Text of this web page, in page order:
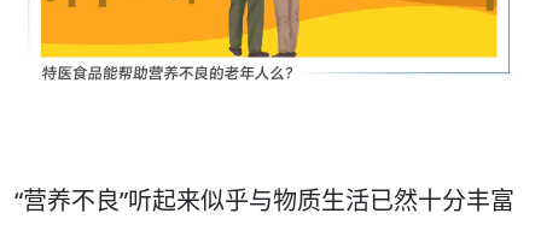
“营养不良”听起来似乎与物质生活已然十分丰富